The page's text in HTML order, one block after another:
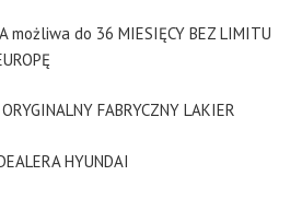
możliwa do 36 MIESIĘCY BEZ LIMITU
FABRYCZNY LAKIER
HYUNDAI